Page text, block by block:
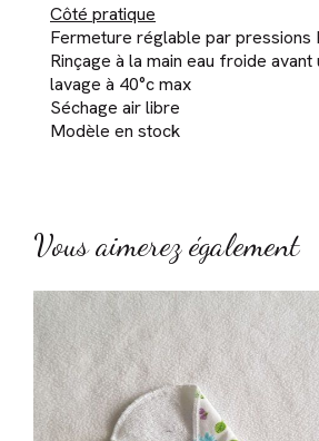
Côté pratique
Fermeture réglable par pressions
Rinçage à la main eau froide avant
lavage à 40°c max
Séchage air libre
Modèle en stock
Vous aimerez également